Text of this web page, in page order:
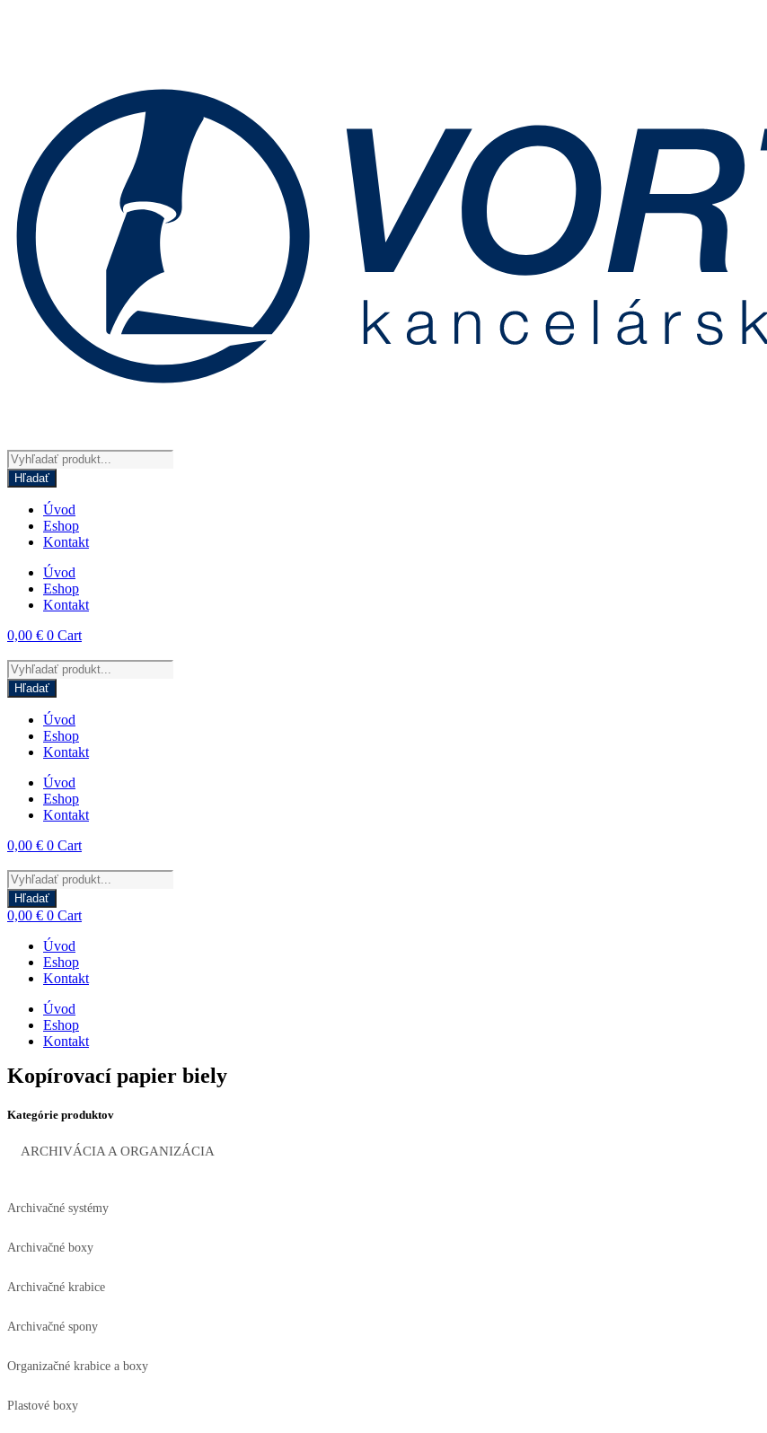
Products
search
Hľadať
Úvod
Eshop
Kontakt
Úvod
Eshop
Kontakt
0,00 € 0 Cart
Products
search
Hľadať
Úvod
Eshop
Kontakt
Úvod
Eshop
Kontakt
0,00 € 0 Cart
Products
search
Hľadať
0,00 € 0 Cart
Úvod
Eshop
Kontakt
Úvod
Eshop
Kontakt
Kopírovací papier biely
Kategórie produktov
ARCHIVÁCIA A ORGANIZÁCIA
Archivačné systémy
Archivačné boxy
Archivačné krabice
Archivačné spony
Organizačné krabice a boxy
Plastové boxy